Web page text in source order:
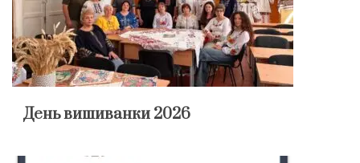
День вишиванки 2026